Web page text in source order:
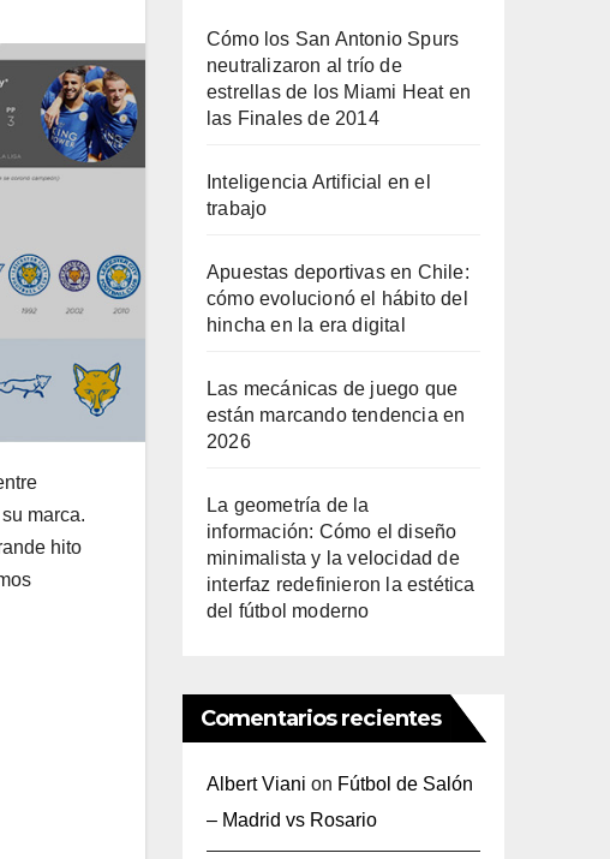
marca.
hito
Cómo los San Antonio Spurs
neutralizaron al trío de
estrellas de los Miami Heat en
las Finales de 2014
Inteligencia Artificial en el
trabajo
Apuestas deportivas en Chile:
cómo evolucionó el hábito del
hincha en la era digital
Las mecánicas de juego que
están marcando tendencia en
2026
La geometría de la
información: Cómo el diseño
minimalista y la velocidad de
interfaz redefinieron la estética
del fútbol moderno
Comentarios recientes
Albert Viani on Fútbol de Salón
– Madrid vs Rosario